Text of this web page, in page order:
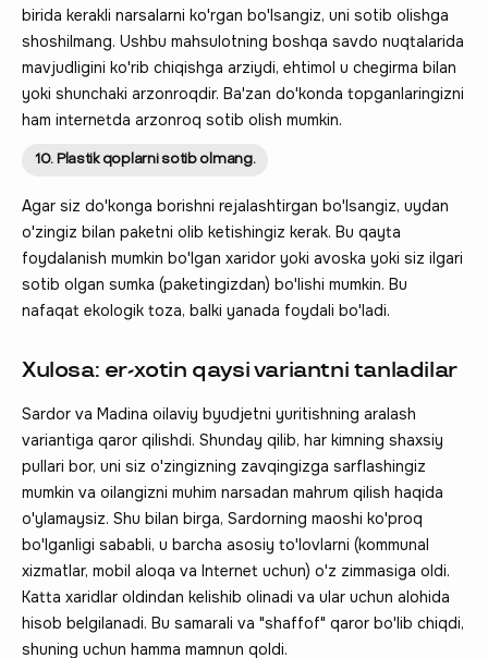
birida kerakli narsalarni ko'rgan bo'lsangiz, uni sotib olishga
shoshilmang. Ushbu mahsulotning boshqa savdo nuqtalarida
mavjudligini ko'rib chiqishga arziydi, ehtimol u chegirma bilan
yoki shunchaki arzonroqdir. Ba'zan do'konda topganlaringizni
ham internetda arzonroq sotib olish mumkin.
10. Plastik qoplarni sotib olmang.
Agar siz do'konga borishni rejalashtirgan bo'lsangiz, uydan
o'zingiz bilan paketni olib ketishingiz kerak. Bu qayta
foydalanish mumkin bo'lgan xaridor yoki avoska yoki siz ilgari
sotib olgan sumka (paketingizdan) bo'lishi mumkin. Bu
nafaqat ekologik toza, balki yanada foydali bo'ladi.
Xulosa: er-xotin qaysi variantni tanladilar
Sardor va Madina oilaviy byudjetni yuritishning aralash
variantiga qaror qilishdi. Shunday qilib, har kimning shaxsiy
pullari bor, uni siz o'zingizning zavqingizga sarflashingiz
mumkin va oilangizni muhim narsadan mahrum qilish haqida
o'ylamaysiz. Shu bilan birga, Sardorning maoshi ko'proq
bo'lganligi sababli, u barcha asosiy to'lovlarni (kommunal
xizmatlar, mobil aloqa va Internet uchun) o'z zimmasiga oldi.
Katta xaridlar oldindan kelishib olinadi va ular uchun alohida
hisob belgilanadi. Bu samarali va "shaffof" qaror bo'lib chiqdi,
shuning uchun hamma mamnun qoldi.